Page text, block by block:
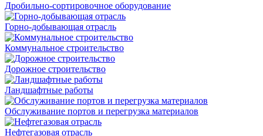
Дробильно-сортировочное оборудование
Горно-добывающая отрасль
Коммунальное строительство
Дорожное строительство
Ландшафтные работы
Обслуживание портов и перегрузка материалов
Нефтегазовая отрасль